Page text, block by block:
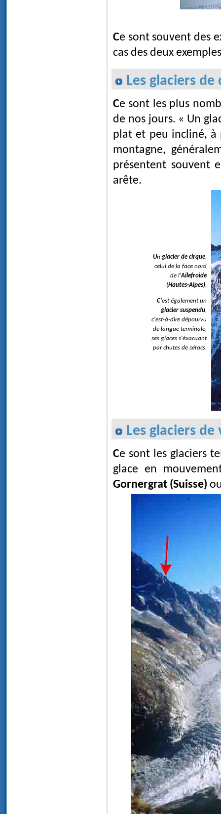
Ce sont souvent des
cas des deux
Les glaciers de
Ce sont les plus nombreux, aussi bien durant les grandes glaciations que
de nos jours. « Un
plat et peu incliné, à
montagne,
présentent souvent
arête.
Un glacier de cirque,
celui de la face nord
de l'Ailefroide
(Hautes-Alpes).
C'est également un
glacier suspendu,
c'est-à-dire dépourvu
de langue terminale,
ses glaces s'évacuant
par chutes de séracs.
Les glaciers de
Ce sont les glaciers tels qu'on les imagine communément, les fleuves de
glace en
Gornergrat (Suisse)